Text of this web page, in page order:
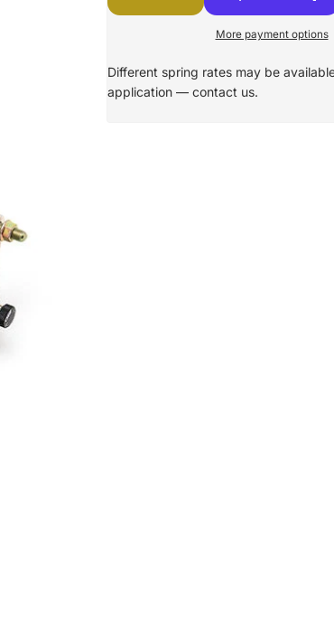
More payment options
Different spring rates may be
application — contact us.